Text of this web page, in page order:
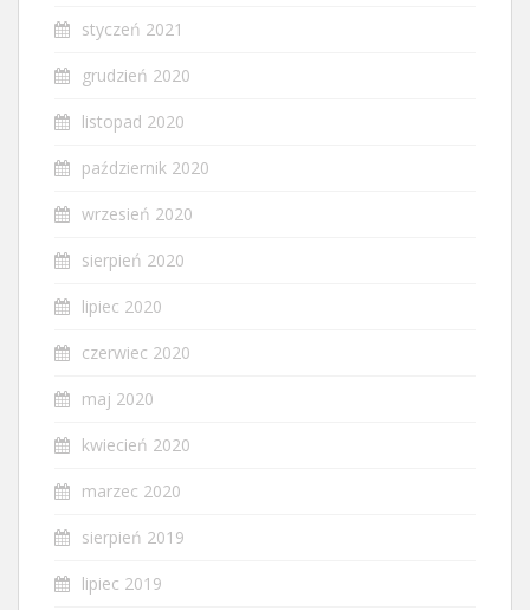
styczeń 2021
grudzień 2020
listopad 2020
październik 2020
wrzesień 2020
sierpień 2020
lipiec 2020
czerwiec 2020
maj 2020
kwiecień 2020
marzec 2020
sierpień 2019
lipiec 2019